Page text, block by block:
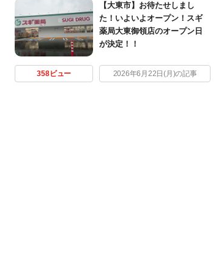
【大東市】お待たせしまし
た！いよいよオープン！スギ
薬局大東御領店のオープン日
が決定！！
358ビュー 2026年6月22日(月)の記事